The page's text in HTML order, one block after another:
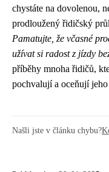
chystáte na dovolenou,
prodloužený řidičský
Pamatujte, že včasné
užívat si radost z jízdy
příběhy mnoha řidičů,
pochvalují a oceňují
Našli jste v článku chybu?